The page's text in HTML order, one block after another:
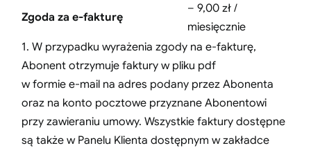
Zgoda za e-fakturę
– 9,00 zł /
miesięcznie
1. W przypadku wyrażenia zgody na e-fakturę,
Abonent otrzymuje faktury w pliku pdf
w formie e-mail na adres podany przez Abonenta
oraz na konto pocztowe przyznane Abonentowi
przy zawieraniu umowy. Wszystkie faktury dostępne
są także w Panelu Klienta dostępnym w zakładce